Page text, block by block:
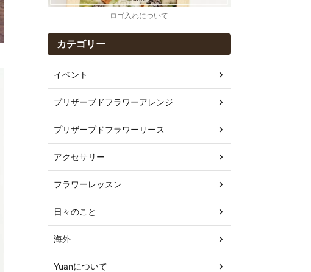
ロゴ入れについて
カテゴリー
イベント
プリザーブドフラワーアレンジ
プリザーブドフラワーリース
アクセサリー
フラワーレッスン
日々のこと
海外
Yuanについて